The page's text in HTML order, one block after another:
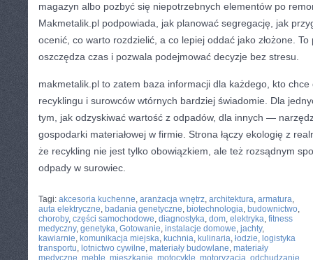
magazyn albo pozbyć się niepotrzebnych elementów po
Makmetalik.pl podpowiada, jak planować segregację, jak
ocenić, co warto rozdzielić, a co lepiej oddać jako złożone.
oszczędza czas i pozwala podejmować decyzje bez stresu.
makmetalik.pl to zatem baza informacji dla każdego, kto chce
recyklingu i surowców wtórnych bardziej świadomie. Dla
tym, jak odzyskiwać wartość z odpadów, dla innych —
gospodarki materiałowej w firmie. Strona łączy ekologię z
że recykling nie jest tylko obowiązkiem, ale też rozsądnym
odpady w surowiec.
Tagi: akcesoria kuchenne, aranżacja wnętrz, architektura, armatura,
auta elektryczne, badania genetyczne, biotechnologia, budownictwo,
choroby, części samochodowe, diagnostyka, dom, elektryka, fitness
medyczny, genetyka, Gotowanie, instalacje domowe, jachty,
kawiarnie, komunikacja miejska, kuchnia, kulinaria, łodzie, logistyka
transportu, lotnictwo cywilne, materiały budowlane, materiały
medyczne meble mieszkanie motocykle motoryzacja odchudzanie